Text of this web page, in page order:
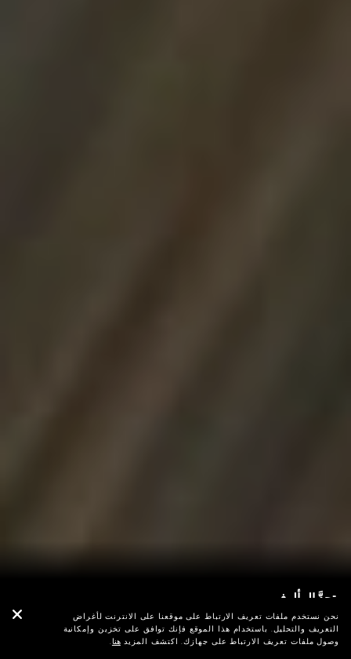
نحن نستخدم ملفات تعريف الارتباط على موقعنا على الانترنت لأغراض
التعريف والتحليل. باستخدام هذا الموقع فإنك توافق على تخزين وإمكانية
وصول ملفات تعريف الارتباط على جهازك. اكتشف المزيدهنا.
تحدَّ المألوف
إكس-تيرّا
اطلب تجربة قيادة